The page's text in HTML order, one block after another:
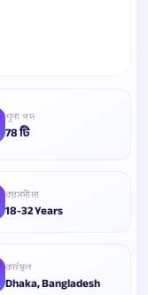
শূন্য পদ
78 টি
বয়সসীমা
18-32 Years
কর্মস্থল
Dhaka, Bangladesh